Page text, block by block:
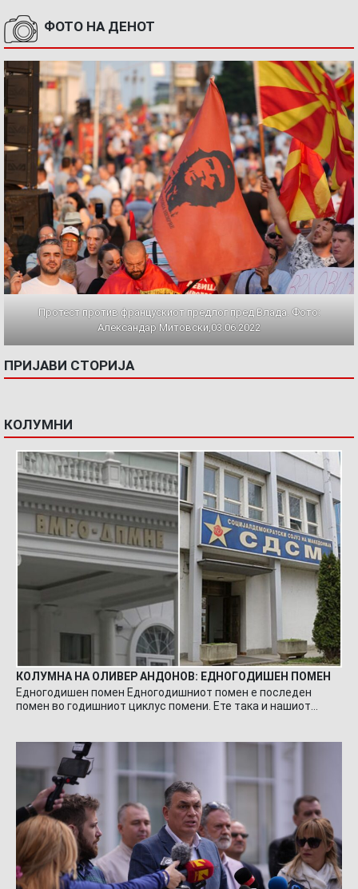
ФОТО НА ДЕНОТ
Протест против францускиот предлог пред Влада. Фото:
Александар Митовски,03.06.2022
ПРИЈАВИ СТОРИЈА
КОЛУМНИ
КОЛУМНА НА ОЛИВЕР АНДОНОВ: ЕДНОГОДИШЕН ПОМЕН
Едногодишен помен Едногодишниот помен е последен
помен во годишниот циклус помени. Ете така и нашиот…